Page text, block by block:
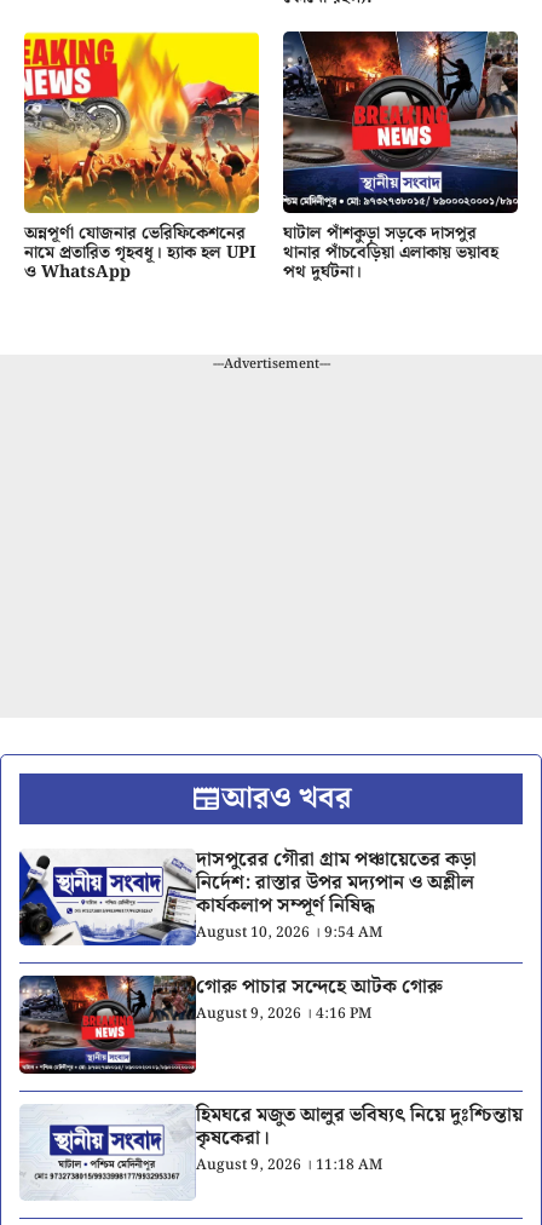
অন্নপূর্ণা যোজনার ভেরিফিকেশনের
নামে প্রতারিত গৃহবধূ। হ্যাক হল UPI
ও WhatsApp
ঘাটাল পাঁশকুড়া সড়কে দাসপুর
থানার পাঁচবেড়িয়া এলাকায় ভয়াবহ
পথ দুর্ঘটনা।
---Advertisement---
আরও খবর
দাসপুরের গৌরা গ্রাম পঞ্চায়েতের কড়া
নির্দেশ: রাস্তার উপর মদ্যপান ও অশ্লীল
কার্যকলাপ সম্পূর্ণ নিষিদ্ধ
August 10, 2026 । 9:54 AM
গোরু পাচার সন্দেহে আটক গোরু
August 9, 2026 । 4:16 PM
হিমঘরে মজুত আলুর ভবিষ্যৎ নিয়ে দুঃশ্চিন্তায়
কৃষকেরা।
August 9, 2026 । 11:18 AM